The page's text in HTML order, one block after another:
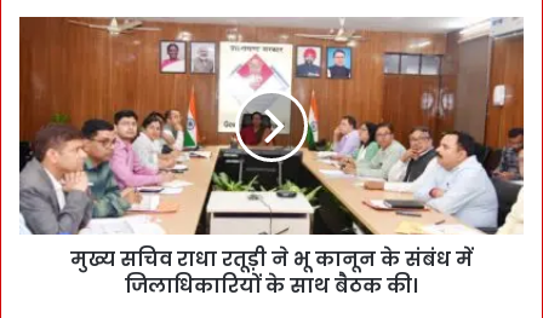
मुख्य सचिव राधा रतूड़ी ने भू कानून के संबंध में
जिलाधिकारियों के साथ बैठक की।